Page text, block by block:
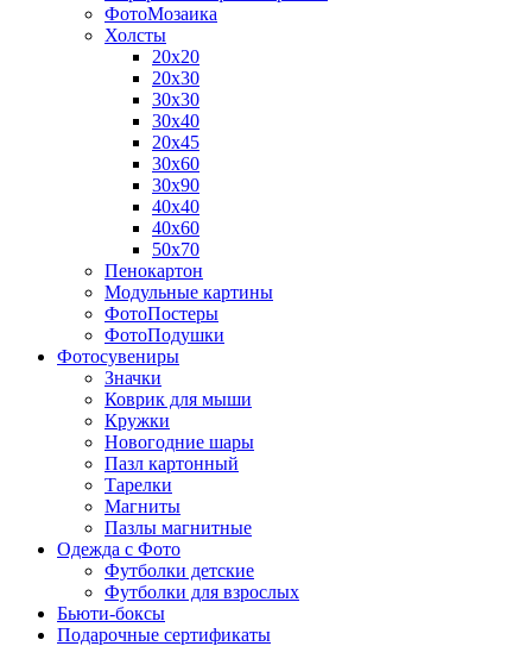
ФотоМозаика
Холсты
20х20
20х30
30х30
30х40
20х45
30х60
30х90
40х40
40х60
50х70
Пенокартон
Модульные картины
ФотоПостеры
ФотоПодушки
Фотоcувениры
Значки
Коврик для мыши
Кружки
Новогодние шары
Пазл картонный
Тарелки
Магниты
Пазлы магнитные
Одежда с Фото
Футболки детские
Футболки для взрослых
Бьюти-боксы
Подарочные сертификаты